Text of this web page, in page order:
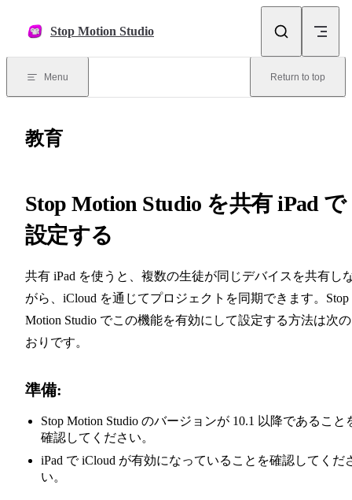
Stop Motion Studio
Menu Return to top
教育
Stop Motion Studio を共有 iPad で
設定する
共有 iPad を使うと、複数の生徒が同じデバイスを共有し
がら、iCloud を通じてプロジェクトを同期できます。Stop
Motion Studio でこの機能を有効にして設定する方法は次
おりです。
準備:
Stop Motion Studio のバージョンが 10.1 以降であること
確認してください。
iPad で iCloud が有効になっていることを確認してくだ
い。